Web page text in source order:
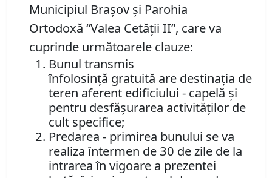
Municipiul Brașov și Parohia
Ortodoxă “Valea Cetății II”, care va
cuprinde următoarele clauze:
Bunul transmis
înfolosință gratuită are destinația de
teren aferent edificiului - capelă și
pentru desfășurarea activităților de
cult specifice;
Predarea - primirea bunului se va
realiza întermen de 30 de zile de la
intrarea în vigoare a prezentei